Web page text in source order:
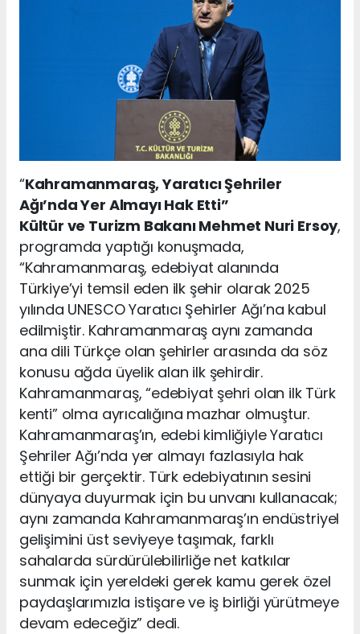
“Kahramanmaraş, Yaratıcı Şehriler
Ağı’nda Yer Almayı Hak Etti”
Kültür ve Turizm Bakanı Mehmet Nuri Ersoy,
programda yaptığı konuşmada,
“Kahramanmaraş, edebiyat alanında
Türkiye’yi temsil eden ilk şehir olarak 2025
yılında UNESCO Yaratıcı Şehirler Ağı’na kabul
edilmiştir. Kahramanmaraş aynı zamanda
ana dili Türkçe olan şehirler arasında da söz
konusu ağda üyelik alan ilk şehirdir.
Kahramanmaraş, “edebiyat şehri olan ilk Türk
kenti” olma ayrıcalığına mazhar olmuştur.
Kahramanmaraş’ın, edebi kimliğiyle Yaratıcı
Şehriler Ağı’nda yer almayı fazlasıyla hak
ettiği bir gerçektir. Türk edebiyatının sesini
dünyaya duyurmak için bu unvanı kullanacak;
aynı zamanda Kahramanmaraş’ın endüstriyel
gelişimini üst seviyeye taşımak, farklı
sahalarda sürdürülebilirliğe net katkılar
sunmak için yereldeki gerek kamu gerek özel
paydaşlarımızla istişare ve iş birliği yürütmeye
devam edeceğiz” dedi.